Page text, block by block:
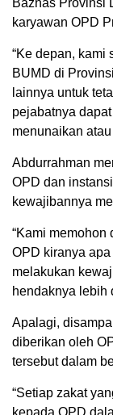
Baznas Provinsi
karyawan OPD
“Ke depan, kami
BUMD di
lainnya untuk
pejabatnya
menunaikan
Abdurrahman
OPD dan
kewajibannya
“Kami memohon
OPD kiranya
melakukan
hendaknya lebih
Apalagi,
diberikan oleh
tersebut dalam
“Setiap zakat
kepada OPD